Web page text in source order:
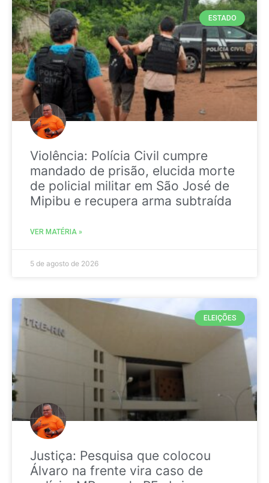
ESTADO
Violência: Polícia Civil cumpre
mandado de prisão, elucida morte
de policial militar em São José de
Mipibu e recupera arma subtraída
VER MATÉRIA »
5 de agosto de 2026
ELEIÇÕES
Justiça: Pesquisa que colocou
Álvaro na frente vira caso de